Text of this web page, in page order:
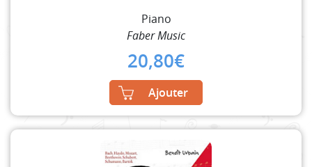
Piano
Faber Music
20,80€
Ajouter